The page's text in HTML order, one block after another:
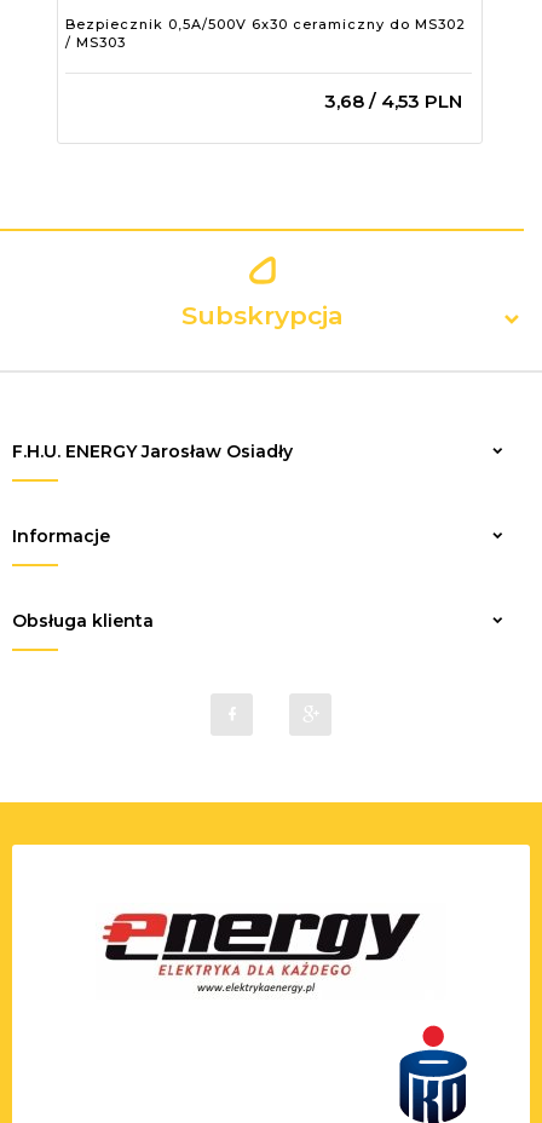
Bezpiecznik 0,5A/500V 6x30 ceramiczny do MS302
/ MS303
3,68 / 4,53 PLN
Subskrypcja
Zapisz
F.H.U. ENERGY Jarosław Osiadły
sklep@elektrykaenergy.pl
Informacje
Obsługa klienta